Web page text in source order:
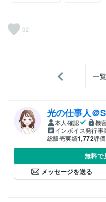
32
一
光の仕事人＠
本人確認
機
インボイス発行事
総販売実績1,772評価
無料で
メッセージを送る